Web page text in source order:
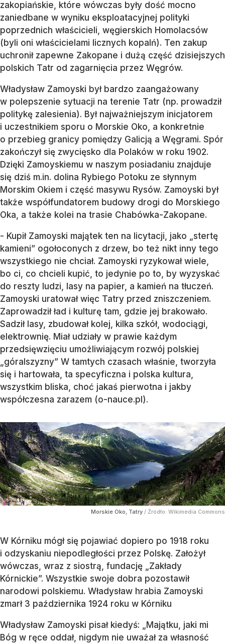
zakopiańskie, które wówczas były dość mocno
zaniedbane w wyniku eksploatacyjnej polityki
poprzednich właścicieli, węgierskich Homolacsów
(byli oni właścicielami licznych kopalń). Ten zakup
uchronił zapewne Zakopane i dużą część dzisiejszych
polskich Tatr od zagarnięcia przez Węgrów.
Władysław Zamoyski był bardzo zaangażowany
w polepszenie sytuacji na terenie Tatr (np. prowadził
politykę zalesienia). Był najważniejszym inicjatorem
i uczestnikiem sporu o Morskie Oko, a konkretnie
o przebieg granicy pomiędzy Galicją a Węgrami. Spór
zakończył się zwycięsko dla Polaków w roku 1902.
Dzięki Zamoyskiemu w naszym posiadaniu znajduje
się dziś m.in. dolina Rybiego Potoku ze słynnym
Morskim Okiem i część masywu Rysów. Zamoyski był
także współfundatorem budowy drogi do Morskiego
Oka, a także kolei na trasie Chabówka-Zakopane.
- Kupił Zamoyski majątek ten na licytacji, jako „stertę
kamieni” ogołoconych z drzew, bo też nikt inny tego
wszystkiego nie chciał. Zamoyski ryzykował wiele,
bo ci, co chcieli kupić, to jedynie po to, by wyzyskać
do reszty ludzi, lasy na papier, a kamień na tłuczeń.
Zamoyski uratował więc Tatry przed zniszczeniem.
Zaprowadził ład i kulturę tam, gdzie jej brakowało.
Sadził lasy, zbudował kolej, kilka szkół, wodociągi,
elektrownię. Miał udziały w prawie każdym
przedsięwzięciu umożliwiającym rozwój polskiej
„góralszyzny” W tamtych czasach właśnie, tworzyła
się i hartowała, ta specyficzna i polska kultura,
wszystkim bliska, choć jakaś pierwotna i jakby
współczesna zarazem (o-nauce.pl).
Morskie Oko, Tatry / Źródło: Wikimedia Commons
W Kórniku mógł się pojawiać dopiero po 1918 roku
i odzyskaniu niepodległości przez Polskę. Założył
wówczas, wraz z siostrą, fundację „Zakłady
Kórnickie”. Wszystkie swoje dobra pozostawił
narodowi polskiemu. Władysław hrabia Zamoyski
zmarł 3 października 1924 roku w Kórniku
Władysław Zamoyski pisał kiedyś: „Majątku, jaki mi
Bóg w ręce oddał, nigdym nie uważał za własność